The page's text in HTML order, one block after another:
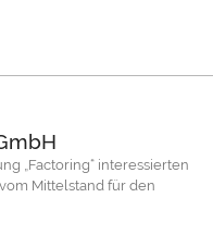
„Factoring“ interessierten
Mittelstand für den